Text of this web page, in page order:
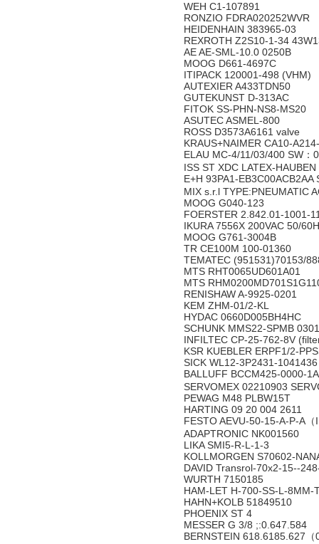
WEH C1-107891
RONZIO FDRA020252WVR
HEIDENHAIN 383965-03
REXROTH Z2S10-1-34
AE AE-SML-10.0 0250B
MOOG D661-4697C
ITIPACK 120001-498 (VHM)
AUTEXIER A433TDN50
GUTEKUNST D-313AC
FITOK SS-PHN-NS8-MS20
ASUTEC ASMEL-800
ROSS D3573A6161 valve
KRAUS+NAIMER CA10-
ELAU MC-4/11/03/400 SW：
ISS ST XDC LATEX-
E+H 93PA1-
MIX s.r.l TYPE:PNEUMATIC
MOOG G040-123
FOERSTER 2.842.01-1001-
IKURA 7556X 200VAC 50/
MOOG G761-3004B
TR CE100M 100-01360
TEMATEC (951531)70153/
MTS RHT0065UD601A01
MTS
RENISHAW A-9925-0201
KEM ZHM-01/2-KL
HYDAC 0660D005BH4HC
SCHUNK MMS22-SPMB
INFILTEC CP-25-762-8V
KSR KUEBLER ERPF1/2-
SICK WL12-3P2431-1041436
BALLUFF BCCM425-0000-
SERVOMEX 02210903
PEWAG M48 PLBW15T
HARTING 09 20 004 2611
FESTO AEVU-50-15-A-P-A
ADAPTRONIC NK001560
LIKA SMI5-R-L-1-3
KOLLMORGEN S70602-
DAVID Transrol-70x2-15--
WURTH 7150185
HAM-LET H-700-SS-L-8MM-
HAHN+KOLB 51849510
PHOENIX ST 4
MESSER G 3/8 ;:0.647.584
BERNSTEIN 618.6185.627（